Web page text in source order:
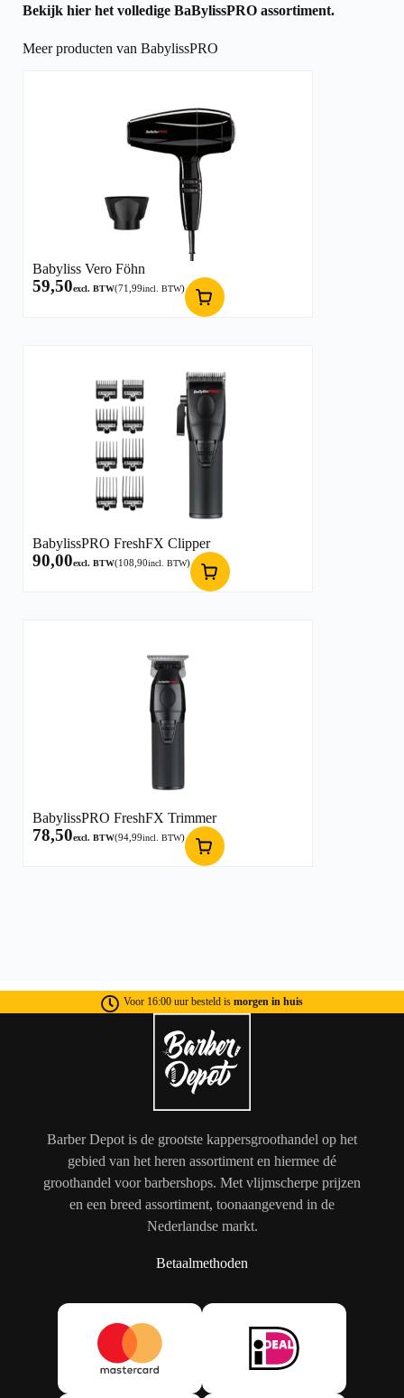
Bekijk hier het volledige BaBylissPRO assortiment.
Meer producten van BabylissPRO
Babyliss Vero Föhn
59,50excl. BTW(71,99incl. BTW)
BabylissPRO FreshFX Clipper
90,00excl. BTW(108,90incl. BTW)
BabylissPRO FreshFX Trimmer
78,50excl. BTW(94,99incl. BTW)
Voor 16:00 uur besteld is morgen in huis
Barber Depot is de grootste kappersgroothandel op het
gebied van het heren assortiment en hiermee dé
groothandel voor barbershops. Met vlijmscherpe prijzen
en een breed assortiment, toonaangevend in de
Nederlandse markt.
Betaalmethoden